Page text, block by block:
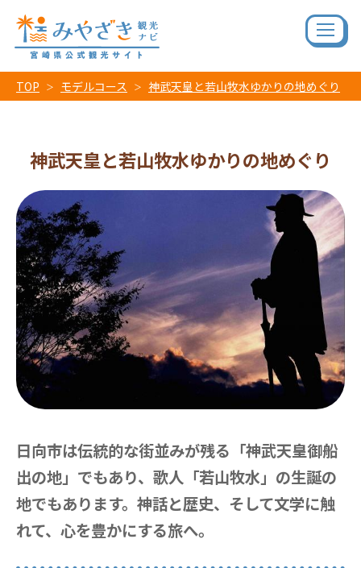
TOP モデルコース 神武天皇と若山牧水ゆかりの地めぐり
神武天皇と若山牧水ゆかりの地めぐり
日向市は伝統的な街並みが残る「神武天皇御船
出の地」でもあり、歌人「若山牧水」の生誕の
地でもあります。神話と歴史、そして文学に触
れて、心を豊かにする旅へ。